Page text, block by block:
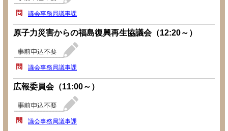
議会事務局議事課
原子力災害からの福島復興再生協議会（12:20～）
議会事務局議事課
広報委員会（11:00～）
議会事務局議事課